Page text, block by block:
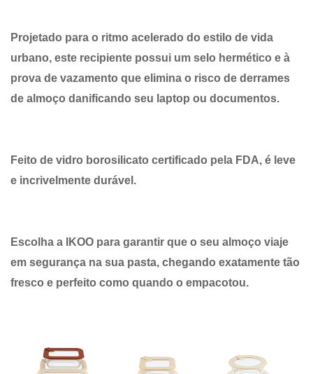
Projetado para o ritmo acelerado do estilo de vida
urbano, este recipiente possui um selo hermético e à
prova de vazamento que elimina o risco de derrames
de almoço danificando seu laptop ou documentos.
Feito de vidro borosilicato certificado pela FDA, é leve
e incrivelmente durável.
Escolha a IKOO para garantir que o seu almoço viaje
em segurança na sua pasta, chegando exatamente tão
fresco e perfeito como quando o empacotou.